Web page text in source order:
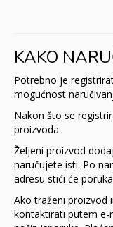
KAKO
Potrebno je
mogućnost
Nakon što se
proizvoda.
Željeni proizvod
naručujete isti. Po
adresu stići će
Ako traženi proizvod
kontaktirati putem